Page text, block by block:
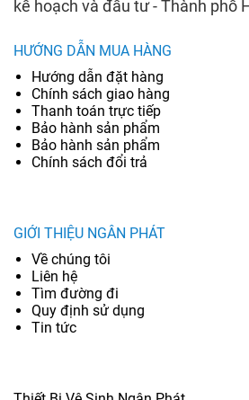
kế hoạch và đầu tư - Thành phố
HƯỚNG DẪN MUA HÀNG
Hướng dẫn đặt hàng
Chính sách giao hàng
Thanh toán trực tiếp
Bảo hành sản phẩm
Bảo hành sản phẩm
Chính sách đổi trả
GIỚI THIỆU NGÂN PHÁT
Về chúng tôi
Liên hệ
Tìm đường đi
Quy định sử dụng
Tin tức